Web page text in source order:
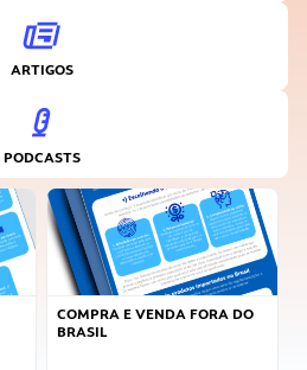
ARTIGOS
PODCASTS
COMPRA E VENDA FORA DO
BRASIL